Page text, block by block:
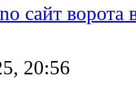
сайт
20:56